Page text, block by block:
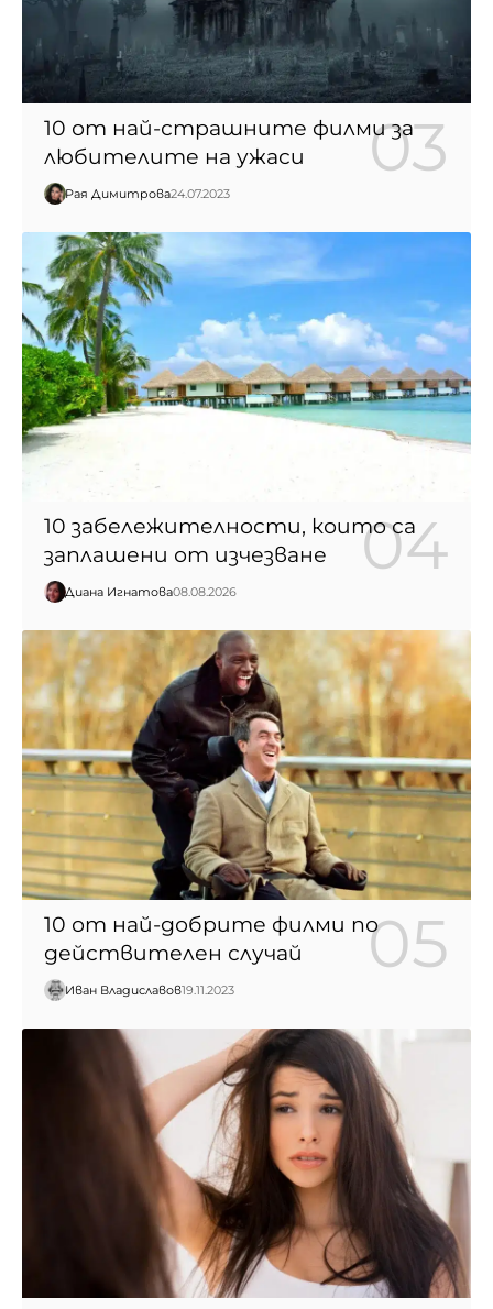
10 от най-страшните филми за
любителите на ужаси
Рая Димитрова24.07.2023
10 забележителности, които са
заплашени от изчезване
Диана Игнатова08.08.2026
10 от най-добрите филми по
действителен случай
Иван Владиславов19.11.2023